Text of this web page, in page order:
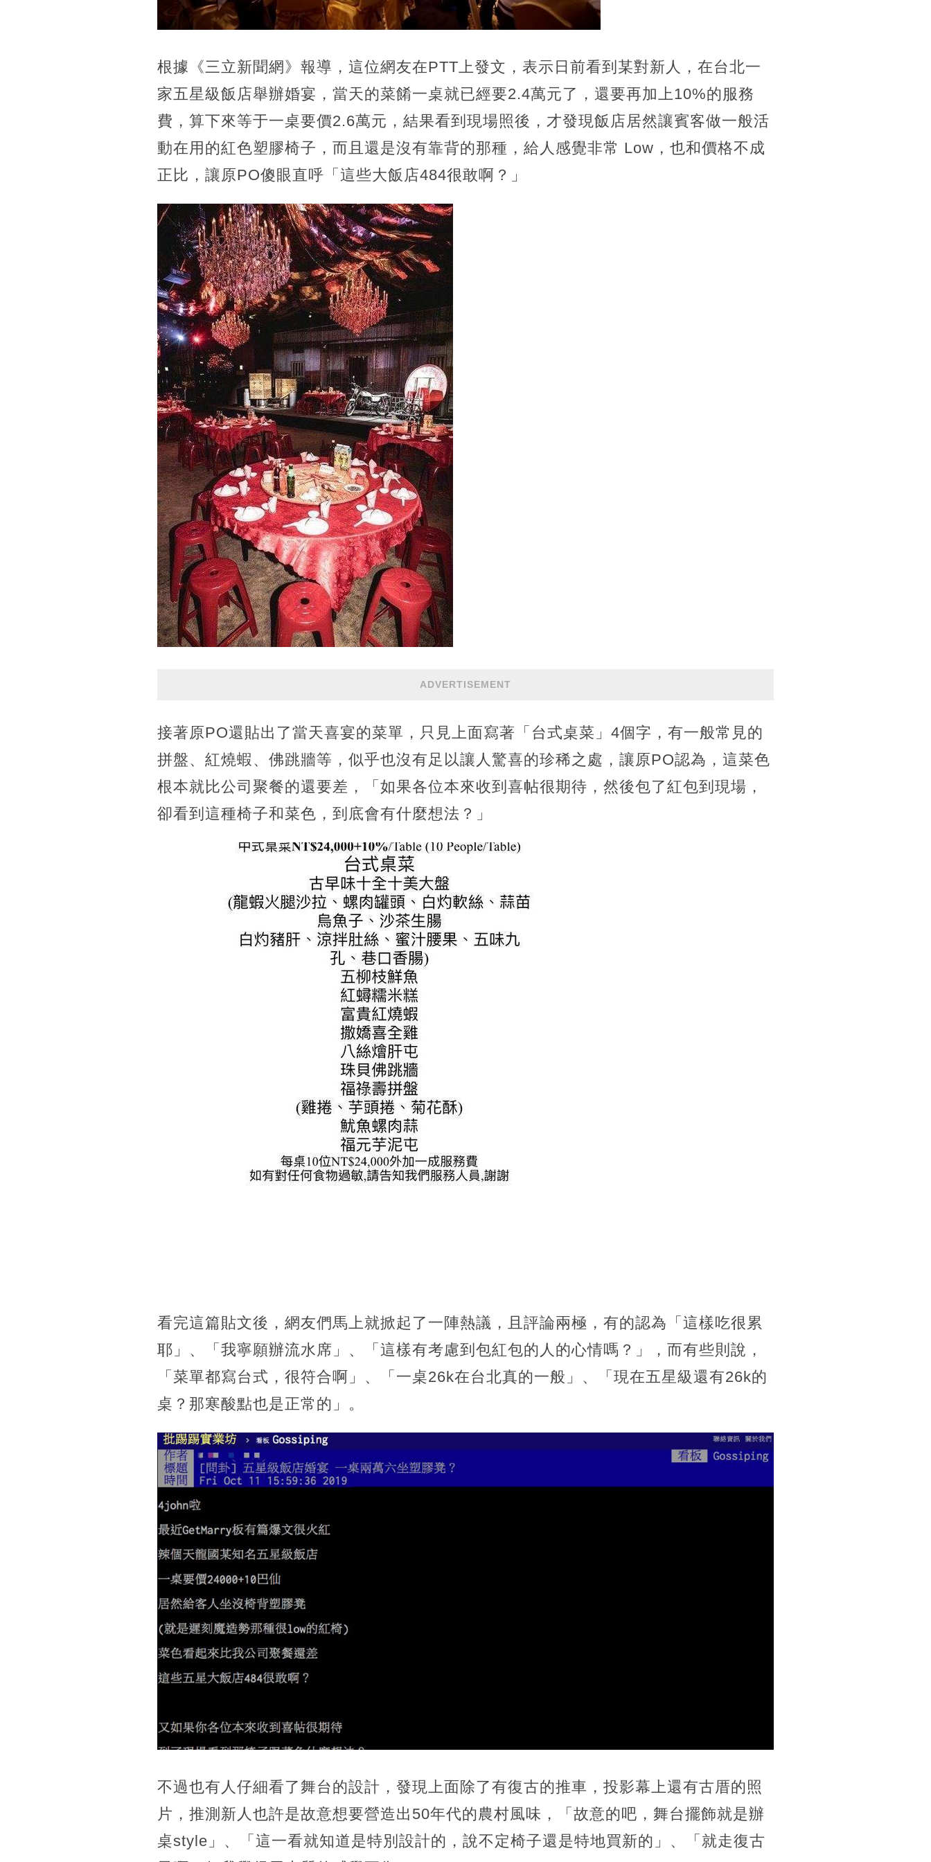
根據《三立新聞網》報導，這位網友在PTT上發文，表示日前看到某對新人，在台北一
家五星級飯店舉辦婚宴，當天的菜餚一桌就已經要2.4萬元了，還要再加上10%的服務
費，算下來等于一桌要價2.6萬元，結果看到現場照後，才發現飯店居然讓賓客做一般活
動在用的紅色塑膠椅子，而且還是沒有靠背的那種，給人感覺非常 Low，也和價格不成
正比，讓原PO傻眼直呼「這些大飯店484很敢啊？」
ADVERTISEMENT
接著原PO還貼出了當天喜宴的菜單，只見上面寫著「台式桌菜」4個字，有一般常見的
拼盤、紅燒蝦、佛跳牆等，似乎也沒有足以讓人驚喜的珍稀之處，讓原PO認為，這菜色
根本就比公司聚餐的還要差，「如果各位本來收到喜帖很期待，然後包了紅包到現場，
卻看到這種椅子和菜色，到底會有什麼想法？」
看完這篇貼文後，網友們馬上就掀起了一陣熱議，且評論兩極，有的認為「這樣吃很累
耶」、「我寧願辦流水席」、「這樣有考慮到包紅包的人的心情嗎？」，而有些則說，
「菜單都寫台式，很符合啊」、「一桌26k在台北真的一般」、「現在五星級還有26k的
桌？那寒酸點也是正常的」。
不過也有人仔細看了舞台的設計，發現上面除了有復古的推車，投影幕上還有古厝的照
片，推測新人也許是故意想要營造出50年代的農村風味，「故意的吧，舞台擺飾就是辦
桌style」、「這一看就知道是特別設計的，說不定椅子還是特地買新的」、「就走復古